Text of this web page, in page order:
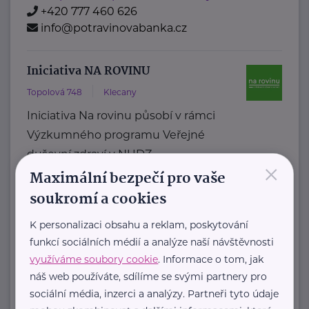
+420 777 460 626
info@potravinovabanka.cz
Iniciativa NA ROVINU
Topolová 748 Klecany
Iniciativa Na rovinu působí v rámci
Výzkumného programu Veřejné
duševní zdraví v NUDZ.
Tvoří ji odborný ...
https://narovinu.net/
narovinu@nudz.cz
Kolpingova rodina Smečno
×
Maximální bezpečí pro vaše
soukromí a cookies
K personalizaci obsahu a reklam, poskytování
funkcí sociálních médií a analýze naší návštěvnosti
využíváme soubory cookie. Informace o tom, jak
náš web používáte, sdílíme se svými partnery pro
sociální média, inzerci a analýzy. Partneři tyto údaje